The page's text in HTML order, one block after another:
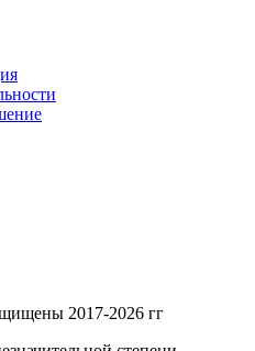
2017-2026 гг